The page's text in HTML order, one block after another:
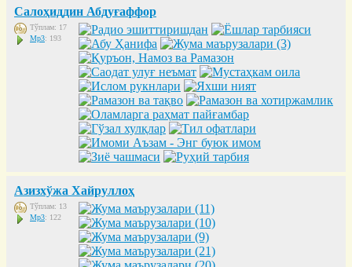
Салоҳиддин Абдуғаффор
Тўплам: 17
Mp3: 193
Азизхўжа Хайруллоҳ
Тўплам: 13
Mp3: 122